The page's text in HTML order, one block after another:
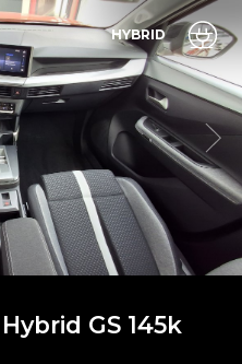
Hybrid GS 145k
HYBRID